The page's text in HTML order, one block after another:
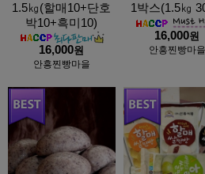
1.5㎏(할매10+단호
박10+흑미10)
16,000원
안흥찐빵마을
1박스(1.5㎏
16,000원
안흥찐빵마을